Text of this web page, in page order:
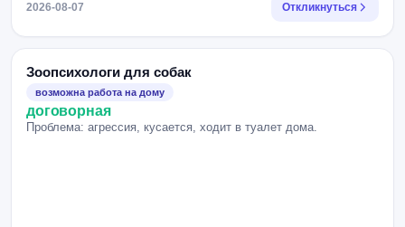
2026-08-07 Откликнуться
Зоопсихологи для собак
возможна работа на дому
договорная
Проблема: агрессия, кусается, ходит в туалет дома.